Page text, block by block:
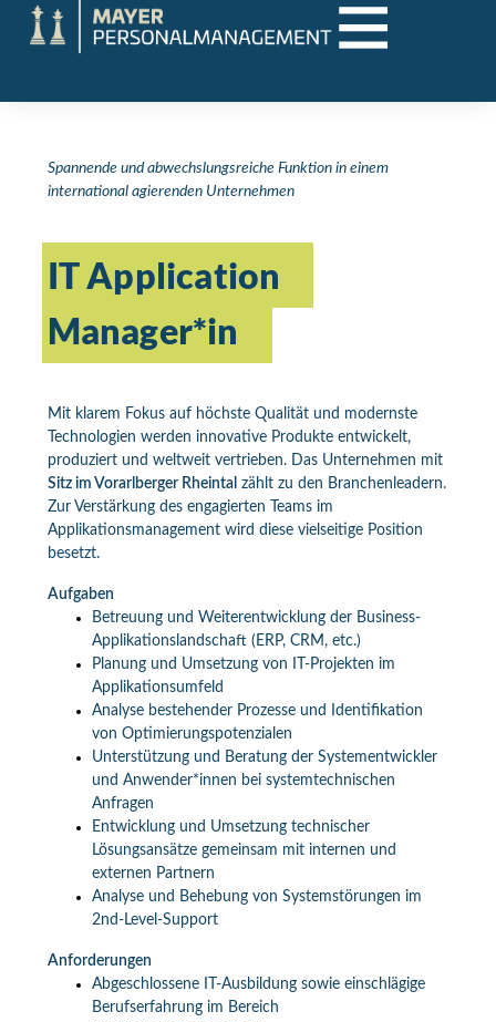
Spannende und abwechslungsreiche Funktion in einem
international agierenden Unternehmen
IT Application
Manager*in
Mit klarem Fokus auf höchste Qualität und modernste
Technologien werden innovative Produkte entwickelt,
produziert und weltweit vertrieben. Das Unternehmen mit
Sitz im Vorarlberger Rheintal zählt zu den Branchenleadern.
Zur Verstärkung des engagierten Teams im
Applikationsmanagement wird diese vielseitige Position
besetzt.
Aufgaben
Betreuung und Weiterentwicklung der Business-
Applikationslandschaft (ERP, CRM, etc.)
Planung und Umsetzung von IT-Projekten im
Applikationsumfeld
Analyse bestehender Prozesse und Identifikation
von Optimierungspotenzialen
Unterstützung und Beratung der Systementwickler
und Anwender*innen bei systemtechnischen
Anfragen
Entwicklung und Umsetzung technischer
Lösungsansätze gemeinsam mit internen und
externen Partnern
Analyse und Behebung von Systemstörungen im
2nd-Level-Support
Anforderungen
Abgeschlossene IT-Ausbildung sowie einschlägige
Berufserfahrung im Bereich